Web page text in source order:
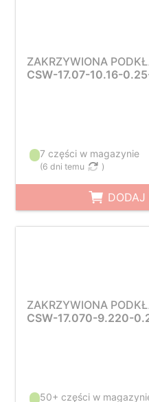
ZAKRZYWIONA
CSW-17.07-10.16-
7 części w magazynie
(6 dni temu )
DODAJ
ZAKRZYWIONA
CSW-17.070-9.220-
50+ części w